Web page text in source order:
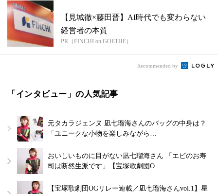
【見城徹×藤田晋】AI時代でも変わらない
経営者の本質
PR（FINCHI on GOETHE）
Recommended by
「インタビュー」の人気記事
元タカラジェンヌ 凪七瑠海さんのバッグの中身は？
「ユニークな小物を楽しみながら…
おいしいものに目がない凪七瑠海さん 「エビのお寿
司は断然生派です」【宝塚歌劇団O…
【宝塚歌劇団OGリレー連載／凪七瑠海さんvol.1】星